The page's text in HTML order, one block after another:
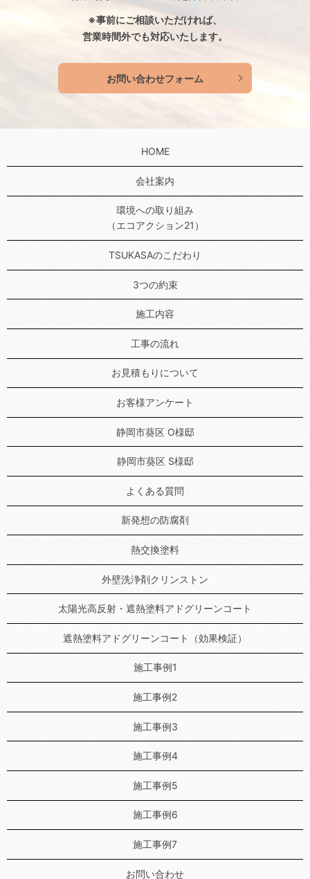
※事前にご相談いただければ、
営業時間外でも対応いたします。
お問い合わせフォーム
HOME
会社案内
環境への取り組み
（エコアクション21）
TSUKASAのこだわり
3つの約束
施工内容
工事の流れ
お見積もりについて
お客様アンケート
静岡市葵区 O様邸
静岡市葵区 S様邸
よくある質問
新発想の防腐剤
熱交換塗料
外壁洗浄剤クリンストン
太陽光高反射・遮熱塗料アドグリーンコート
遮熱塗料アドグリーンコート（効果検証）
施工事例1
施工事例2
施工事例3
施工事例4
施工事例5
施工事例6
施工事例7
お問い合わせ